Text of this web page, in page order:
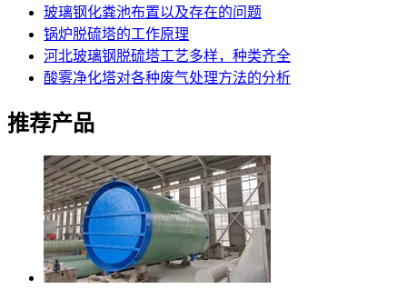
玻璃钢化粪池布置以及存在的问题
锅炉脱硫塔的工作原理
河北玻璃钢脱硫塔工艺多样，种类齐全
酸雾净化塔对各种废气处理方法的分析
推荐产品